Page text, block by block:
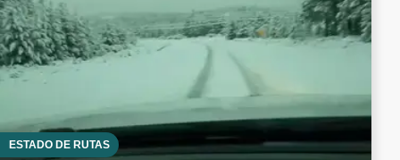
ESTADO DE RUTAS